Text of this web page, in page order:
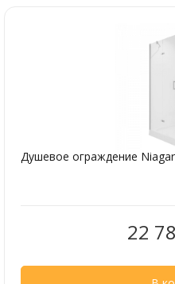
Душевое ограждение
22